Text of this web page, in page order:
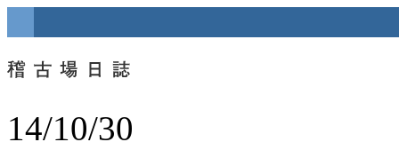
14/10/30